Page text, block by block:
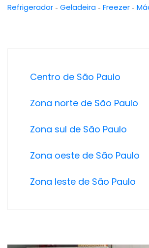
Refrigerador - Geladeira - Freezer -
Centro de São Paulo
Zona norte de São Paulo
Zona sul de São Paulo
Zona oeste de São Paulo
Zona leste de São Paulo